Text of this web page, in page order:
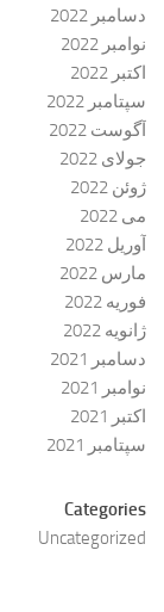
دسامبر 2022
نوامبر 2022
اکتبر 2022
سپتامبر 2022
آگوست 2022
جولای 2022
ژوئن 2022
می 2022
آوریل 2022
مارس 2022
فوریه 2022
ژانویه 2022
دسامبر 2021
نوامبر 2021
اکتبر 2021
سپتامبر 2021
Categories
Uncategorized